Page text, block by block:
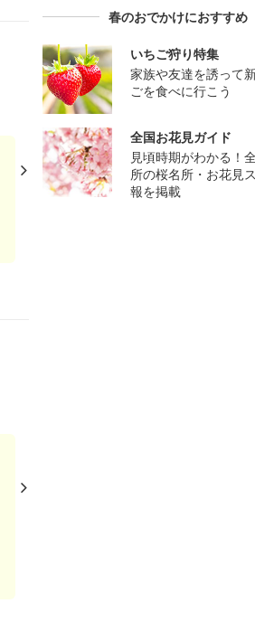
春のおでかけにおすすめ
いちご狩り特集
家族や友達を誘って
ごを食べに行こう
全国お花見ガイド
見頃時期がわかる！
所の桜名所・お花見
報を掲載